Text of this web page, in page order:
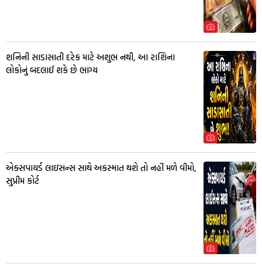
શનિની સાડાસાતી દરેક માટે અશુભ નથી, આ રાશિના
લોકોનું બદલાઈ શકે છે ભાગ્ય
એક્સપાયર્ડ લાઇસન્સ સાથે અકસ્માત થશે તો નહીં મળે વીમો,
સુપ્રીમ કોર્ટ